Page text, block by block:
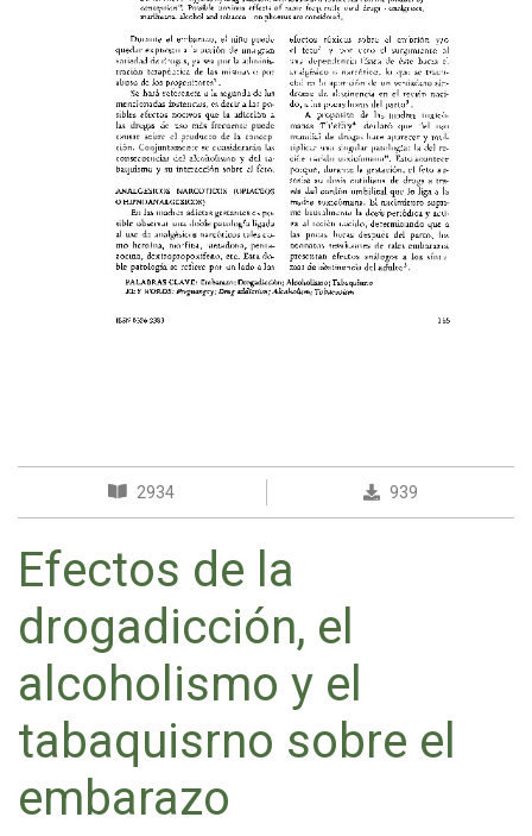
2934 939
Efectos de la
drogadicción, el
alcoholismo y el
tabaquisrno sobre el
embarazo